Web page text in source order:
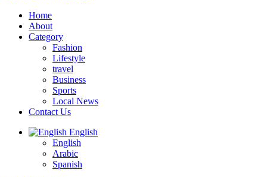
Home
About
Category
Fashion
Lifestyle
travel
Business
Sports
Local News
Contact Us
English
English
Arabic
Spanish